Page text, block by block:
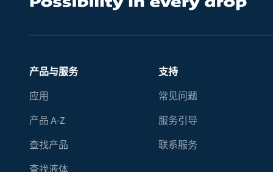
产品与服务
应用
产品 A-Z
查找产品
查找液体
支持
常见问题
服务引导
联系服务